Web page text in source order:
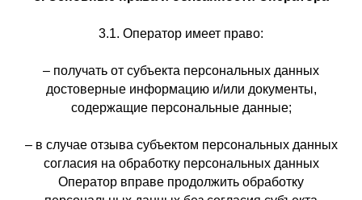
3.1. Оператор имеет право:
– получать от субъекта персональных данных
достоверные информацию и/или документы,
содержащие персональные данные;
– в случае отзыва субъектом персональных данных
согласия на обработку персональных данных
Оператор вправе продолжить обработку